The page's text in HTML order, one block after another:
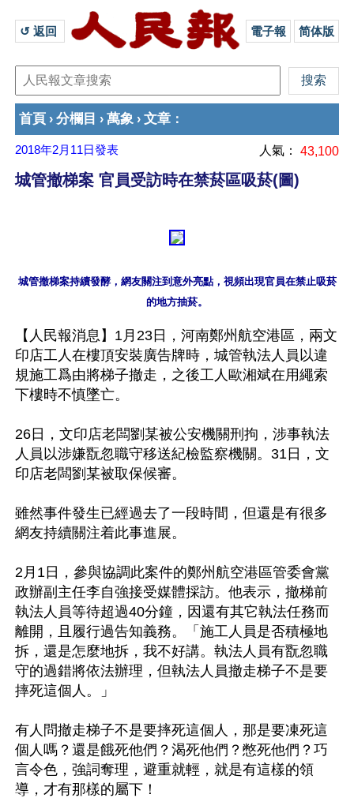
↺ 返回 電子報 简体版
首頁 › 分欄目 › 萬象 › 文章 ：
2018年2月11日發表 人氣： 43,100
城管撤梯案 官員受訪時在禁菸區吸菸(圖)
城管撤梯案持續發酵，網友關注到意外亮點，視頻出現官員在禁止吸菸
【人民報消息】1月23日，河南鄭州航空港區，兩文
印店工人在樓頂安裝廣告牌時，城管執法人員以違
規施工爲由將梯子撤走，之後工人歐湘斌在用繩索
下樓時不慎墜亡。
26日，文印店老闆劉某被公安機關刑拘，涉事執法
人員以涉嫌翫忽職守移送紀檢監察機關。31日，文
印店老闆劉某被取保候審。
雖然事件發生已經過去了一段時間，但還是有很多
網友持續關注着此事進展。
2月1日，參與協調此案件的鄭州航空港區管委會黨
政辦副主任李自強接受媒體採訪。他表示，撤梯前
執法人員等待超過40分鐘，因還有其它執法任務而
離開，且履行過告知義務。「施工人員是否積極地
拆，還是怎麼地拆，我不好講。執法人員有翫忽職
守的過錯將依法辦理，但執法人員撤走梯子不是要
摔死這個人。」
有人問撤走梯子不是要摔死這個人，那是要凍死這
個人嗎？還是餓死他們？渴死他們？憋死他們？巧
言令色，強詞奪理，避重就輕，就是有這樣的領
導，才有那樣的屬下！